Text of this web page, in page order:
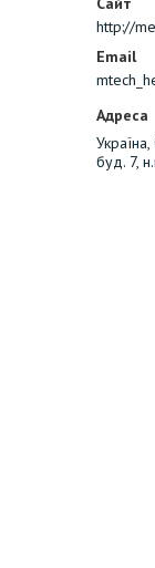
http://
буд. 7,